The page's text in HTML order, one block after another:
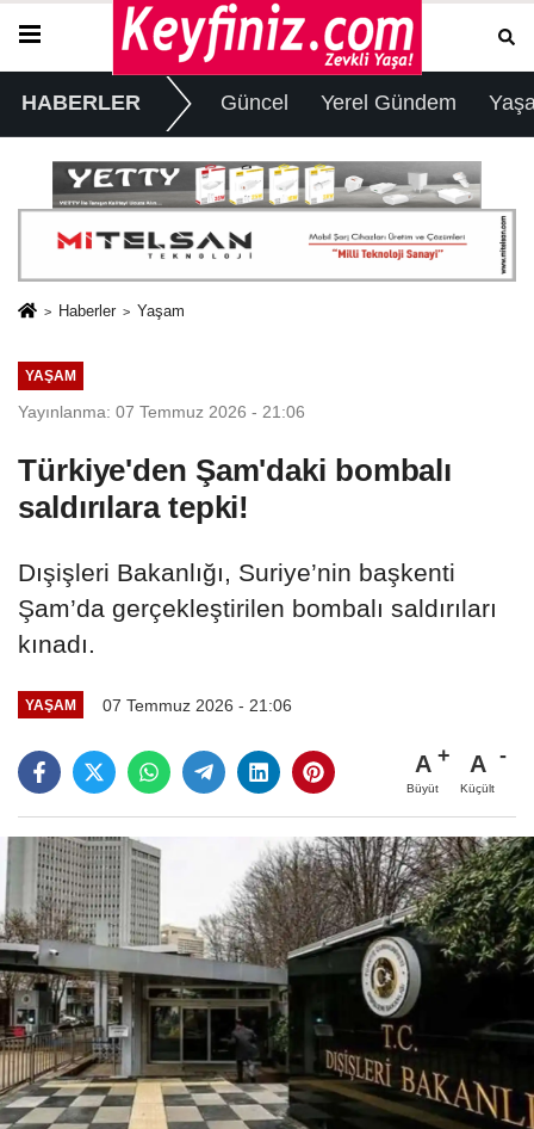
HABERLER Güncel Yerel Gündem
Haberler Yaşam
YAŞAM
Yayınlanma: 07 Temmuz 2026 - 21:06
Türkiye'den Şam'daki bombalı
saldırılara tepki!
Dışişleri Bakanlığı, Suriye’nin başkenti
Şam’da gerçekleştirilen bombalı saldırıları
kınadı.
YAŞAM 07 Temmuz 2026 - 21:06
A
Büyüt
A
Küçült